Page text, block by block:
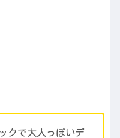
クで大人っぽいデ